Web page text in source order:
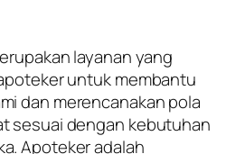
layanan yang
untuk membantu
dan merencanakan pola
sesuai dengan kebutuhan
Apoteker adalah